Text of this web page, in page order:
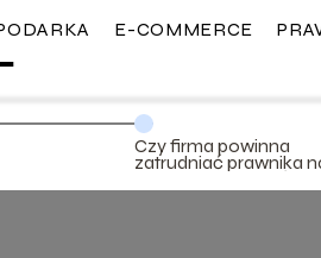
E-COMMERCE
Czy firma powinna
zatrudniać prawnika
etat, czy korzystać z
zewnętrznych